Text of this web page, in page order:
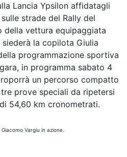
Lancia Ypsilon affidatagli
strade del Rally del
della vettura equipaggiata
la copilota Giulia
programmazione sportiva
in programma sabato 4
un percorso compatto
prove speciali da ripetersi
54,60 km cronometrati.
Vargiu in azione.